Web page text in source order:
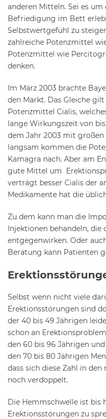
anderen Mitteln. Sei es
Befriedigung im Bett
Selbstwertgefühl zu
zahlreiche Potenzmittel
Potenzmittel wie
denken.
Im März 2003 brachte
den Markt. Das Gleiche
Potenzmittel Cialis,
lange Wirkungszeit von
dem Jahr 2003 mit
langsam kommen die
Kamagra nach. Aber am
gute Mittel um
verträgt besser Cialis der
Medikamente hat die
Zu dem kann man die
Injektionen behandeln, die
entgegenwirken. Oder
Beratung kann Patienten
Selbst wenn nicht viele
Erektionsstörungen sind
der 40 bis 49 Jährigen
schon an
den 60 bis 96 Jährigen
den 70 bis 80 Jährigen
dass sich diese Zahl in
noch verdoppelt.
Die Hemmschwelle ist bis
Erektionsstörungen zu